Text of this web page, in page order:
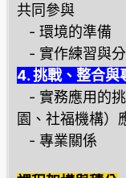
共同參與
- 環境的準備
- 實作練習與
4. 挑戰、整合與
- 實務應用的
園、社福機構）
- 專業關係